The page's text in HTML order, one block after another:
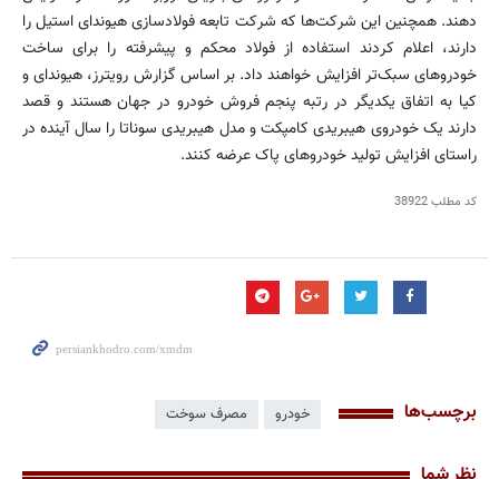
دهند. همچنین این شرکت‌ها که شرکت تابعه فولادسازی هیوندای استیل را
دارند، اعلام کردند استفاده از فولاد محکم و پیشرفته را برای ساخت
خودروهای سبک‌تر افزایش خواهند داد. بر اساس گزارش رویترز، هیوندای و
کیا به اتفاق یکدیگر در رتبه پنجم فروش خودرو در جهان هستند و قصد
دارند یک خودروی هیبریدی کامپکت و مدل هیبریدی سوناتا را سال آینده در
راستای افزایش تولید خودروهای پاک عرضه کنند.
کد مطلب38922
برچسب‌ها خودرو مصرف سوخت